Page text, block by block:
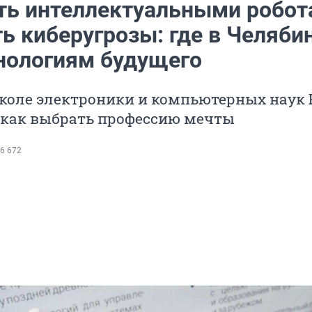
интеллектуальными
киберугрозы: где в
будущего
электроники и компьютерных
как выбрать профессию мечты
6 672